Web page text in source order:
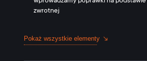
zwrotnej
Pokaż wszystkie elementy